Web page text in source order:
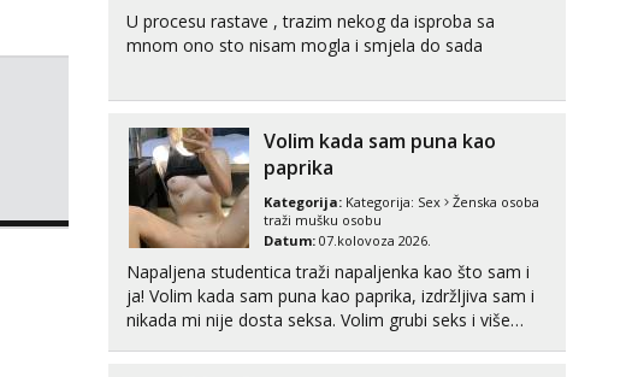
U procesu rastave , trazim nekog da isproba sa
mnom ono sto nisam mogla i smjela do sada
Volim kada sam puna kao
paprika
Kategorija: Kategorija: Sex
Ženska osoba
traži mušku osobu
Datum: 07.kolovoza 2026.
Napaljena studentica traži napaljenka kao što sam i
ja! Volim kada sam puna kao paprika, izdržljiva sam i
nikada mi nije dosta seksa. Volim grubi seks i više